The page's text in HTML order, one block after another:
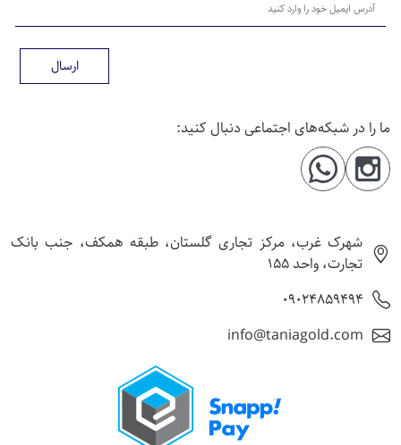
ارسال
ما را در شبکه‌های اجتماعی دنبال کنید:
شهرک غرب، مرکز تجاری گلستان، طبقه همکف، جنب بانک
تجارت، واحد 155
09024859494
info@taniagold.com